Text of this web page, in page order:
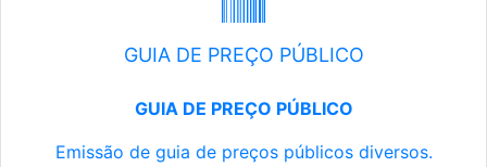
GUIA DE PREÇO PÚBLICO
GUIA DE PREÇO PÚBLICO
Emissão de guia de preços públicos diversos.